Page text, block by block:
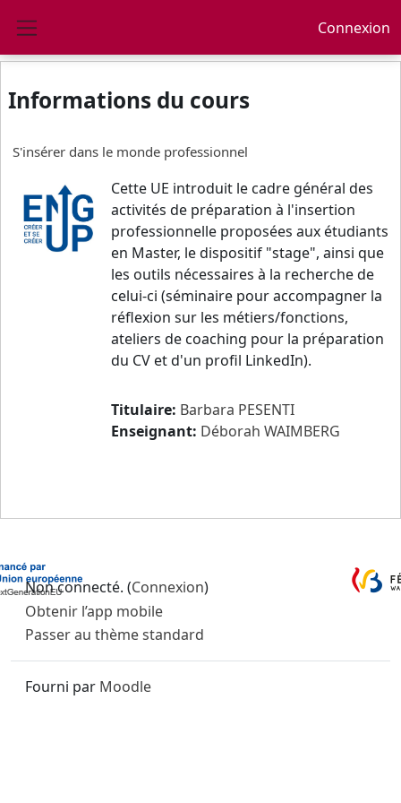
Connexion
Informations du cours
S'insérer dans le monde professionnel
Cette UE introduit le cadre général des
activités de préparation à l'insertion
professionnelle proposées aux étudiants
en Master, le dispositif "stage", ainsi que
les outils nécessaires à la recherche de
celui-ci (séminaire pour accompagner la
réflexion sur les métiers/fonctions,
ateliers de coaching pour la préparation
du CV et d'un profil LinkedIn).
Titulaire: Barbara PESENTI
Enseignant: Déborah WAIMBERG
Non connecté. (Connexion)
Obtenir l’app mobile
Passer au thème standard
Fourni par Moodle